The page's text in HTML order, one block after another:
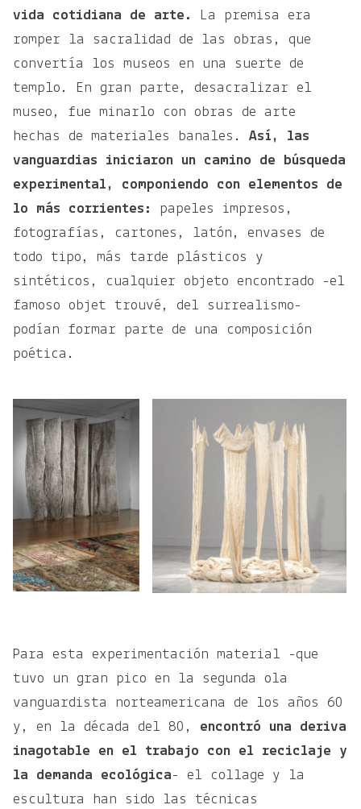
vida cotidiana de arte.
La premisa era
romper la sacralidad de las obras, que
convertía los museos en una suerte de
templo. En gran parte, desacralizar el
museo, fue minarlo con obras de arte
hechas de materiales banales. Así, las
vanguardias iniciaron un camino de búsqueda
experimental, componiendo con elementos de
lo más corrientes:
papeles impresos,
fotografías, cartones, latón, envases de
todo tipo, más tarde plásticos y
sintéticos, cualquier objeto encontrado -el
famoso objet trouvé, del surrealismo-
podían formar parte de una composición
poética.
Para esta experimentación material -que
tuvo un gran pico en la segunda ola
vanguardista norteamericana de los años 60
y, en la década del 80, encontró una deriva
inagotable en el trabajo con el reciclaje y
la demanda ecológica- el collage y la
escultura han sido las técnicas